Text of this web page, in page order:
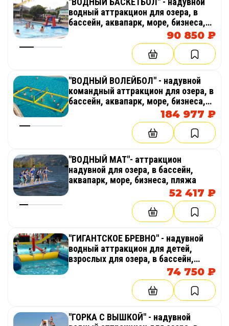
водный аттракцион для озера, в
бассейн, аквапарк, море, бизнеса,
90 850 ₽
"ВОДНЫЙ ВОЛЕЙБОЛ" - надувной
командный аттракцион для озера, в
бассейн, аквапарк, море, бизнеса,
184 977 ₽
"ВОДНЫЙ МАТ"- аттракцион
надувной для озера, в бассейн,
аквапарк, море, бизнеса, пляжа
52 417 ₽
"ГИГАНТСКОЕ БРЕВНО" - надувной
водный аттракцион для детей,
взрослых для озера, в бассейн,
74 750 ₽
"ГОРКА С ВЫШКОЙ" - надувной